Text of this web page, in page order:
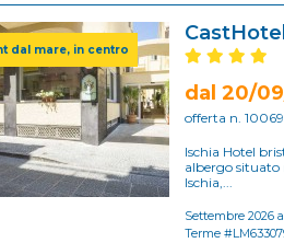
dal mare, in centro
dal 20/
offerta n. 10069
Ischia Hotel
albergo situato
Ischia,...
Settembre 2026
Terme